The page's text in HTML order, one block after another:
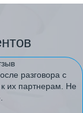
разговора с
их партнерам. Не